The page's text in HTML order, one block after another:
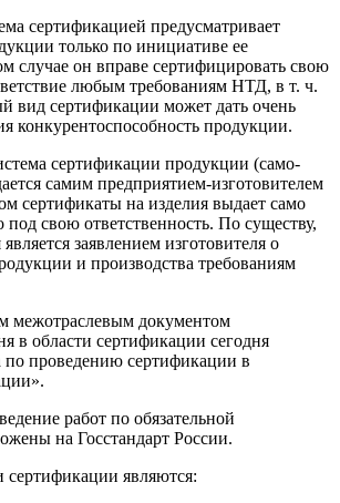
сертификацией предусматривает
только по инициативе ее
случае он вправе сертифицировать свою
любым требованиям НТД, в т. ч.
вид сертификации может дать очень
конкурентоспособность продукции.
сертификации продукции (само-
самим предприятием-изготовителем
сертификаты на изделия выдает само
под свою ответственность. По существу,
заявлением изготовителя о
и производства требованиям
межотраслевым документом
в области сертификации сегодня
по проведению сертификации в
работ по обязательной
на Госстандарт России.
являются: